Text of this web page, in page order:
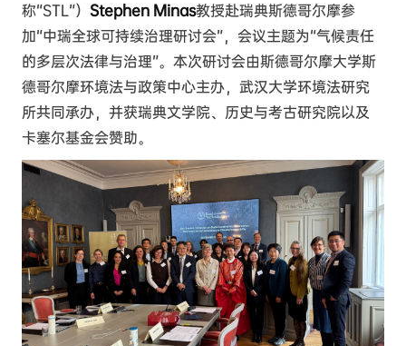
称“STL”）Stephen Minas教授赴瑞典斯德哥尔摩参
加“中瑞全球可持续治理研讨会”，会议主题为“气候责任
的多层次法律与治理”。本次研讨会由斯德哥尔摩大学斯
德哥尔摩环境法与政策中心主办，武汉大学环境法研究
所共同承办，并获瑞典文学院、历史与考古研究院以及
卡塞尔基金会赞助。